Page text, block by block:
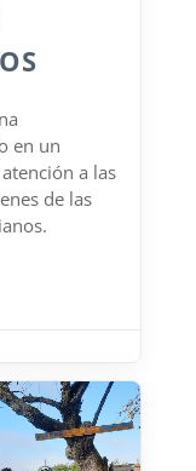
en un
a las
de las